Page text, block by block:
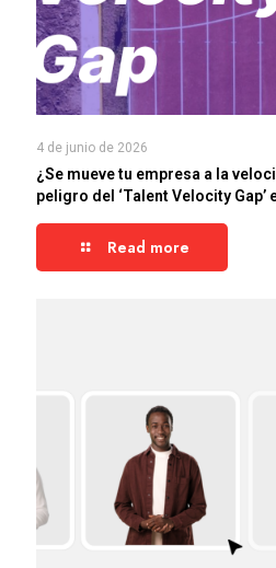
4 de junio de 2026
¿Se mueve tu empresa a la
peligro del ‘Talent Velocity Gap’
Read more